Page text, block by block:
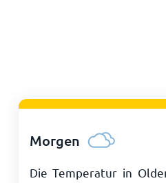
Morgen
Die Temperatur in